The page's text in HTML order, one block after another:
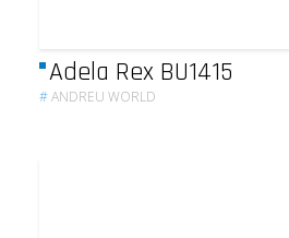
Adela Rex BU1415
#ANDREU WORLD